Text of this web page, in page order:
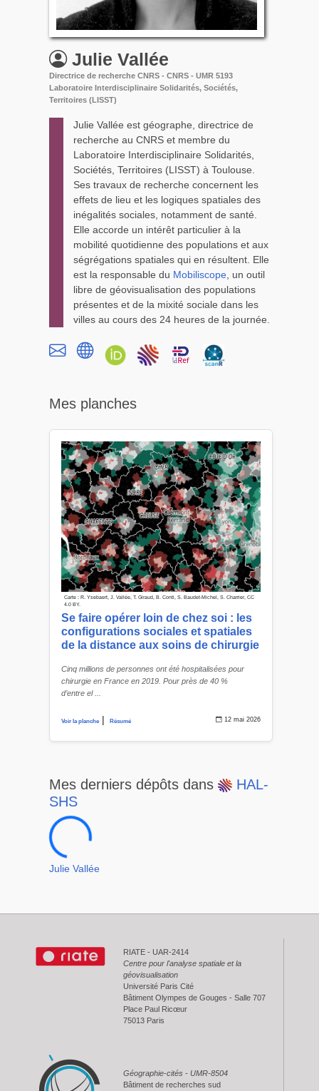
Julie Vallée
Directrice de recherche CNRS - CNRS - UMR 5193
Laboratoire Interdisciplinaire Solidarités, Sociétés,
Territoires (LISST)
Julie Vallée est géographe, directrice de
recherche au CNRS et membre du
Laboratoire Interdisciplinaire Solidarités,
Sociétés, Territoires (LISST) à Toulouse.
Ses travaux de recherche concernent les
effets de lieu et les logiques spatiales des
inégalités sociales, notamment de santé.
Elle accorde un intérêt particulier à la
mobilité quotidienne des populations et aux
ségrégations spatiales qui en résultent. Elle
est la responsable du Mobiliscope , un outil
libre de géovisualisation des populations
présentes et de la mixité sociale dans les
villes au cours des 24 heures de la journée.
Mes planches
Carte : R. Ysebaert, J. Vallée, T. Giraud, B. Conti, S. Baudet-Michel, S. Charrier, CC
4.0 BY.
Se faire opérer loin de chez soi : les
configurations sociales et spatiales
de la distance aux soins de chirurgie
Cinq millions de personnes ont été hospitalisées pour
chirurgie en France en 2019. Pour près de 40 %
d’entre el ...
Voir la planche | Résumé 12 mai 2026
Mes derniers dépôts dans
HAL-
SHS
Julie Vallée
RIATE - UAR-2414
Centre pour l'analyse spatiale et la
géovisualisation
Université Paris Cité
Bâtiment Olympes de Gouges - Salle 707
Place Paul Ricœur
75013 Paris
Géographie-cités - UMR-8504
Bâtiment de recherches sud